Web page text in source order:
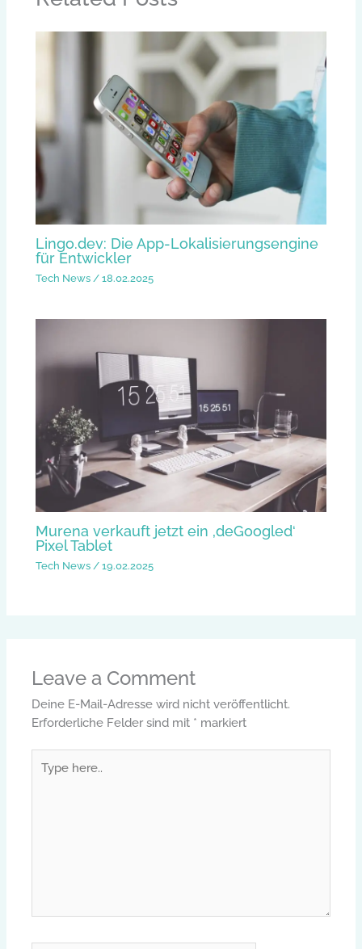
Lingo.dev: Die App-Lokalisierungsengine
für Entwickler
Tech News /18.02.2025
Murena verkauft jetzt ein ‚deGoogled‘
Pixel Tablet
Tech News /19.02.2025
Leave a Comment
Deine E-Mail-Adresse wird nicht veröffentlicht.
Erforderliche Felder sind mit * markiert
here..